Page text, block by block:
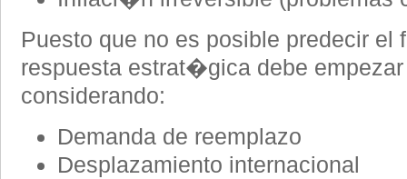
Puesto que no es posible predecir el
respuesta estrat�gica debe
considerando:
Demanda de reemplazo
Desplazamiento internacional